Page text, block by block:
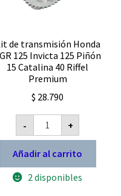
de transmisión Honda
125 Invicta 125 Piñón
15 Catalina 40 Riffel
Premium
$ 28.790
-
Kit
transmisión
Honda
CGR
125
Invicta
+
Añadir al carrito
2 disponibles